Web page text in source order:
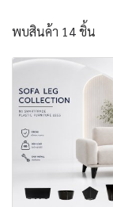
พบสินค้า 14 ชิ้น